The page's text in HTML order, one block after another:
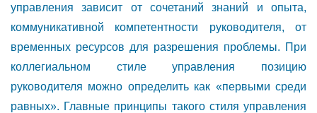
управления зависит от сочетаний знаний и опыта,
коммуникативной компетентности руководителя, от
временных ресурсов для разрешения проблемы. При
коллегиальном стиле управления позицию
руководителя можно определить как «первыми среди
равных». Главные принципы такого стиля управления